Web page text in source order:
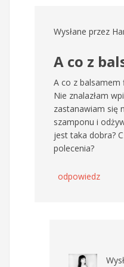
Wysłane przez
A co z
A co z balsamem
Nie znalazłam
zastanawiam się
szamponu i
jest taka dobra?
polecenia?
odpowiedz